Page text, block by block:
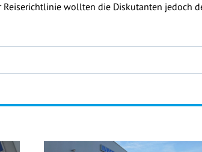
wollten die Diskutanten jedoch